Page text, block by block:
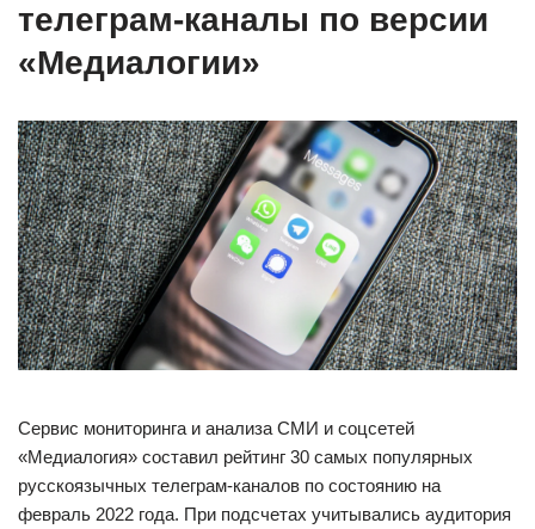
телеграм-каналы по версии
«Медиалогии»
Сервис мониторинга и анализа СМИ и соцсетей
«Медиалогия» составил рейтинг 30 самых популярных
русскоязычных телеграм-каналов по состоянию на
февраль 2022 года. При подсчетах учитывались аудитория